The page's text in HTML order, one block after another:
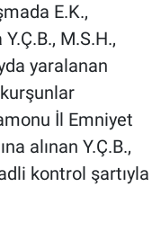
E.K.,
M.S.H.,
yaralanan
İl Emniyet
alınan Y.Ç.B.,
kontrol şartıyla